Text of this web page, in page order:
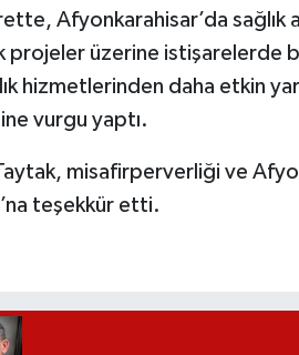
Afyonkarahisar’da sağlık
projeler üzerine istişarelerde
hizmetlerinden daha etkin
vurgu yaptı.
misafirperverliği ve
teşekkür etti.